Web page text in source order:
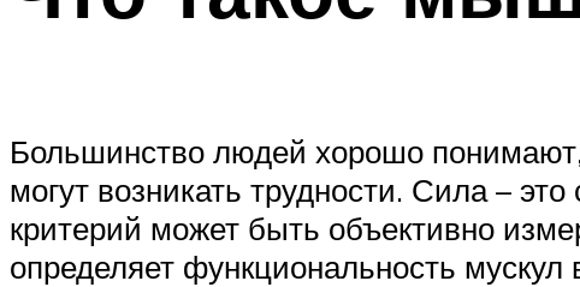
Большинство людей хорошо
могут возникать трудности. Сила –
критерий может быть объективно
определяет функциональность